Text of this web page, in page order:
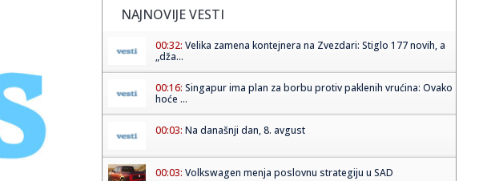
NAJNOVIJE VESTI
00:32: Velika zamena kontejnera na Zvezdari: Stiglo 177 novih, a
„dža...
00:16: Singapur ima plan za borbu protiv paklenih vrućina: Ovako
hoće ...
00:03: Na današnji dan, 8. avgust
00:03: Volkswagen menja poslovnu strategiju u SAD